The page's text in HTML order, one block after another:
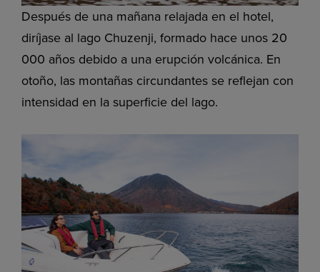
Después de una mañana relajada en el hotel,
diríjase al lago Chuzenji, formado hace unos 20
000 años debido a una erupción volcánica. En
otoño, las montañas circundantes se reflejan con
intensidad en la superficie del lago.